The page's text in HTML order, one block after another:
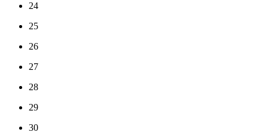
24
25
26
27
28
29
30